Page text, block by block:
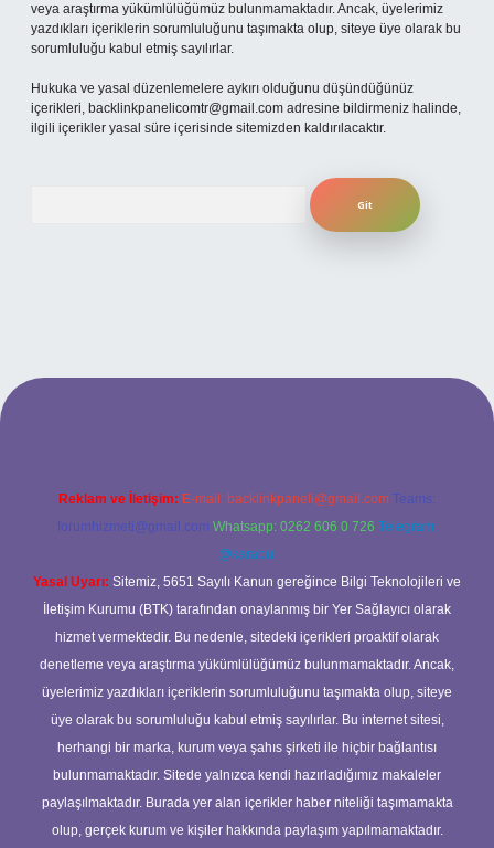
veya araştırma yükümlülüğümüz bulunmamaktadır. Ancak, üyelerimiz
yazdıkları içeriklerin sorumluluğunu taşımakta olup, siteye üye olarak bu
sorumluluğu kabul etmiş sayılırlar.
Hukuka ve yasal düzenlemelere aykırı olduğunu düşündüğünüz
içerikleri, backlinkpanelicomtr@gmail.com adresine bildirmeniz halinde,
ilgili içerikler yasal süre içerisinde sitemizden kaldırılacaktır.
giriş
Reklam ve İletişim: E-mail: backlinkpaneli@gmail.com Teams:
forumhizmeti@gmail.com Whatsapp: 0262 606 0 726 Telegram:
@karabul
Yasal Uyarı: Sitemiz, 5651 Sayılı Kanun gereğince Bilgi Teknolojileri ve
İletişim Kurumu (BTK) tarafından onaylanmış bir Yer Sağlayıcı olarak
hizmet vermektedir. Bu nedenle, sitedeki içerikleri proaktif olarak
denetleme veya araştırma yükümlülüğümüz bulunmamaktadır. Ancak,
üyelerimiz yazdıkları içeriklerin sorumluluğunu taşımakta olup, siteye
üye olarak bu sorumluluğu kabul etmiş sayılırlar. Bu internet sitesi,
herhangi bir marka, kurum veya şahıs şirketi ile hiçbir bağlantısı
bulunmamaktadır. Sitede yalnızca kendi hazırladığımız makaleler
paylaşılmaktadır. Burada yer alan içerikler haber niteliği taşımamakta
olup, gerçek kurum ve kişiler hakkında paylaşım yapılmamaktadır.